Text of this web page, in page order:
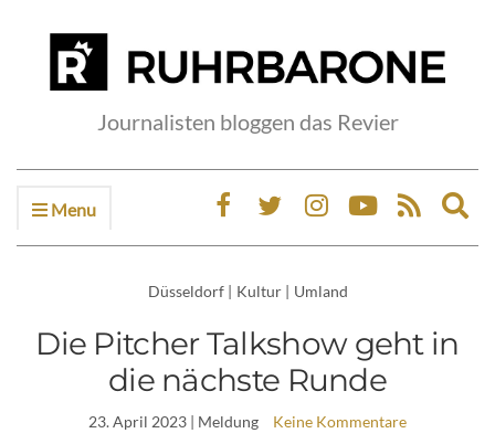
Journalisten bloggen das Revier
Menu
Düsseldorf | Kultur | Umland
Die Pitcher Talkshow geht in
die nächste Runde
23. April 2023 | Meldung Keine Kommentare